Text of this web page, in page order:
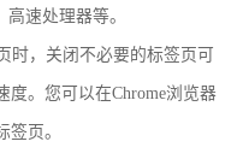
速处理器等。
时，关闭不必要的标签页可
度。您可以在Chrome浏览器
页。